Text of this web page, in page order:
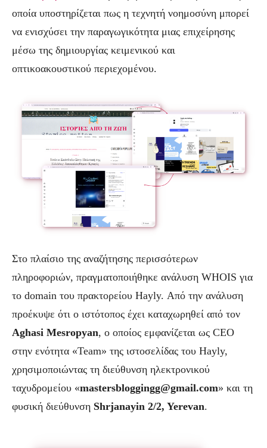
οποία υποστηρίζεται πως η τεχνητή νοημοσύνη μπορεί
να ενισχύσει την παραγωγικότητα μιας επιχείρησης
μέσω της δημιουργίας κειμενικού και
οπτικοακουστικού περιεχομένου.
Στο πλαίσιο της αναζήτησης περισσότερων
πληροφοριών, πραγματοποιήθηκε ανάλυση WHOIS για
το domain του πρακτορείου Hayly. Από την ανάλυση
προέκυψε ότι ο ιστότοπος έχει καταχωρηθεί από τον
Aghasi Mesropyan, ο οποίος εμφανίζεται ως CEO
στην ενότητα «Team» της ιστοσελίδας του Hayly,
χρησιμοποιώντας τη διεύθυνση ηλεκτρονικού
ταχυδρομείου «mastersbloggingg@gmail.com» και τη
φυσική διεύθυνση Shrjanayin 2/2, Yerevan.